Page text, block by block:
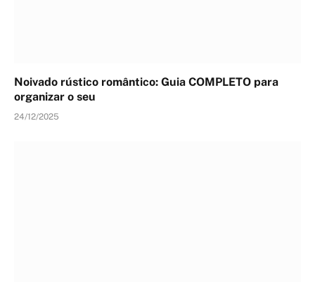
Noivado rústico romântico: Guia COMPLETO para
organizar o seu
24/12/2025